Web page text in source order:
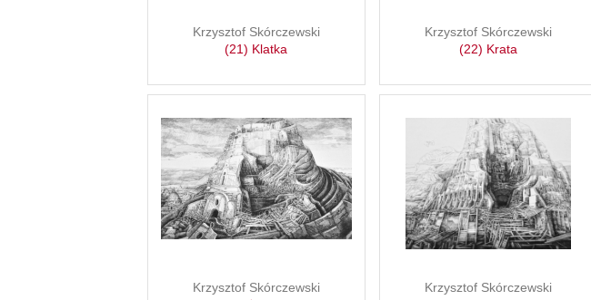
Krzysztof Skórczewski
(21) Klatka
Krzysztof Skórczewski
(22) Krata
Krzysztof Skórczewski
Krzysztof Skórczewski